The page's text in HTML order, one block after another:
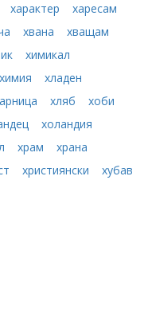
характер
харесам
хвана
хващам
химикал
химия
хладен
хляб
хоби
холандия
храм
храна
християнски
хубав